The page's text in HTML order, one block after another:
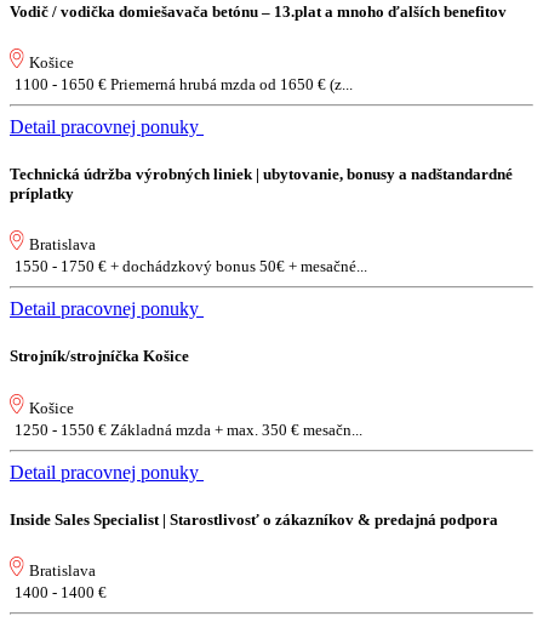
Vodič / vodička domiešavača betónu – 13.plat a mnoho ďalších benefitov
Košice
1100 - 1650 € Priemerná hrubá mzda od 1650 € (z...
Detail pracovnej ponuky
Technická údržba výrobných liniek | ubytovanie, bonusy a nadštandardné
príplatky
Bratislava
1550 - 1750 € + dochádzkový bonus 50€ + mesačné...
Detail pracovnej ponuky
Strojník/strojníčka Košice
Košice
1250 - 1550 € Základná mzda + max. 350 € mesačn...
Detail pracovnej ponuky
Inside Sales Specialist | Starostlivosť o zákazníkov & predajná podpora
Bratislava
1400 - 1400 €